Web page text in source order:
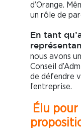
d’Orange.
un rôle de
En tant
nous avons
Conseil
de défendre
l’entreprise.
Élu pour